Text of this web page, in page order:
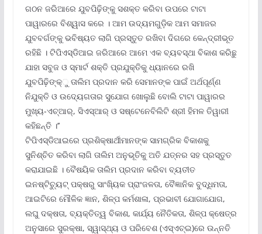
ଗଠନ ଜରିଆରେ ଯୁବପିଢ଼ିଙ୍କୁ ସଶକ୍ତ କରିବା ଉପରେ ଟାଟା
ପାୱାରରେ ବିଶ୍ୱାସ କରେ । ଆମ ଉଦ୍ୟମଗୁଡ଼ିକ ଆମ ସମାଜର
ଯୁବବର୍ଗଙ୍କୁ ଭବିଷ୍ୟତ ଲାଗି ପ୍ରସ୍ତୁତ ରଖିବା ଦିଗରେ କେନ୍ଦ୍ରୀଭୂତ
ରହିଛି । ଟିପିଏସ୍‌ଡିଆଇ ଜରିଆରେ ଆମେ ଏକ ବ୍ୟବସ୍ଥା ବିକାଶ କରିଛୁ
ଯାହା ସବୁଜ ଓ ସ୍ମାର୍ଟ ଶକ୍ତି ପ୍ରଯୁକ୍ତିକୁ ଧ୍ୟାନରେ ରଖି
ଯୁବପିଢ଼ିଙ୍କ୍‌ୁ ତାଲିମ ପ୍ରଦାନ କରି ସେମାନଙ୍କ ପାଇଁ ଅର୍ଥପୂର୍ଣ୍ଣ
ନିଯୁକ୍ତି ଓ ଉଦ୍ୟେଗତାର ସୁଯୋଗ ଖୋଲୁଛି ବୋଲି ଟାଟା ପାୱାରର
ମୁଖ୍ୟ-ଏଚ୍‌ଆର୍‌, ସିଏସ୍‌ଆର୍ ଓ ସଷ୍ଟେନେବିଲିଟି ଶ୍ରୀ ହିମଳ ତିୱାରୀ
କହିଛନ୍ତି ।’’
ଟିପିଏସ୍‌ଡିଆଇରେ ପ୍ରଶିକ୍ଷାର୍ଥୀମାନଙ୍କ ସାମଗ୍ରିକ ବିକାଶକୁ
ସୁନିଶ୍ଚିତ କରିବା ଲାଗି ତାଲିମ ଅନୁଭୂତିକୁ ଅତି ଯତ୍ନର ସହ ପ୍ରସ୍ତୁତ
କରାଯାଇଛି । ବୈଷୟିକ ତାଲିମ ପ୍ରଦାନ କରିବା ବ୍ୟତୀତ
ଇନଷ୍ଟିଚ୍ୟୁଟ୍ ପକ୍ଷରୁ ସାଂଖ୍ୟିକ ପ୍ରାଂଜଳତା, ବୈଜ୍ଞାନିକ ବୁଦ୍ଧିମତା,
ଆଇଟିରେ ମୌଳିକ ଜ୍ଞାନ, ଶିଳ୍ପ କର୍ମଶାଳା, ପ୍ରଭାବୀ ଯୋଗାଯୋଗ,
ଲଘୁ ଦକ୍ଷତା, ବ୍ୟକ୍ତିତ୍ୱ ବିକାଶ, କାର୍ଯ୍ୟ ନୈତିକତା, ଶିଳ୍ପ କ୍ଷେତ୍ର
ଅନୁସାରେ ସୁରକ୍ଷା, ସ୍ୱାସ୍ଥ୍ୟ ଓ ପରିବେଶ (ଏସ୍‌ଏଚ୍‌ଇ)ରେ ଉନ୍ନତି